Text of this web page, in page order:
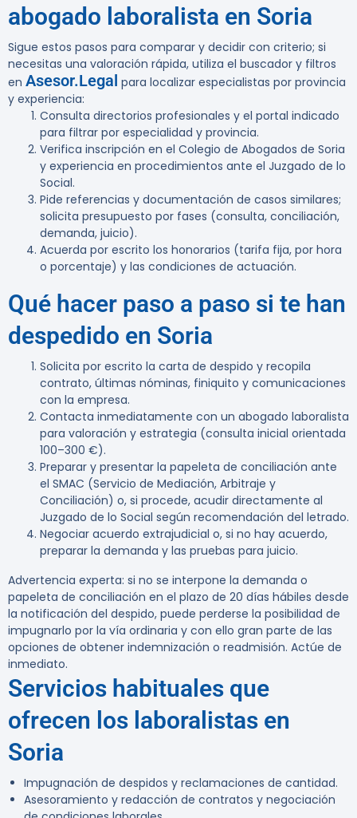
abogado laboralista en Soria
Sigue estos pasos para comparar y decidir con criterio; si
necesitas una valoración rápida, utiliza el buscador y filtros
en Asesor.Legal para localizar especialistas por provincia
y experiencia:
Consulta directorios profesionales y el portal indicado
para filtrar por especialidad y provincia.
Verifica inscripción en el Colegio de Abogados de Soria
y experiencia en procedimientos ante el Juzgado de lo
Social.
Pide referencias y documentación de casos similares;
solicita presupuesto por fases (consulta, conciliación,
demanda, juicio).
Acuerda por escrito los honorarios (tarifa fija, por hora
o porcentaje) y las condiciones de actuación.
Qué hacer paso a paso si te han
despedido en Soria
Solicita por escrito la carta de despido y recopila
contrato, últimas nóminas, finiquito y comunicaciones
con la empresa.
Contacta inmediatamente con un abogado laboralista
para valoración y estrategia (consulta inicial orientada
100–300 €).
Preparar y presentar la papeleta de conciliación ante
el SMAC (Servicio de Mediación, Arbitraje y
Conciliación) o, si procede, acudir directamente al
Juzgado de lo Social según recomendación del letrado.
Negociar acuerdo extrajudicial o, si no hay acuerdo,
preparar la demanda y las pruebas para juicio.
Advertencia experta: si no se interpone la demanda o
papeleta de conciliación en el plazo de 20 días hábiles desde
la notificación del despido, puede perderse la posibilidad de
impugnarlo por la vía ordinaria y con ello gran parte de las
opciones de obtener indemnización o readmisión. Actúe de
inmediato.
Servicios habituales que
ofrecen los laboralistas en
Soria
Impugnación de despidos y reclamaciones de cantidad.
Asesoramiento y redacción de contratos y negociación